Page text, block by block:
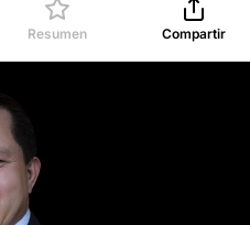
Resumen Compartir